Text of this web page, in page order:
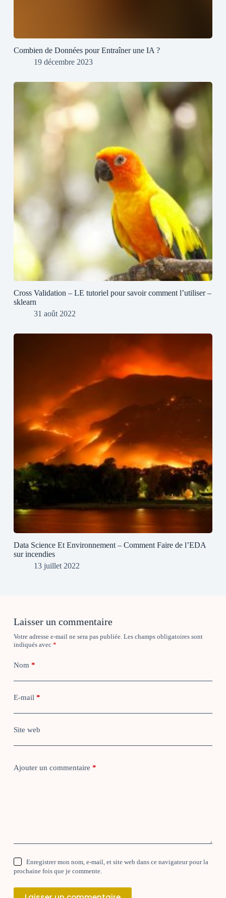
Combien de Données pour Entraîner une IA ?
19 décembre 2023
Cross Validation – LE tutoriel pour savoir comment l’utiliser –
sklearn
31 août 2022
Data Science Et Environnement – Comment Faire de l’EDA
sur incendies
13 juillet 2022
Laisser un commentaire
Votre adresse e-mail ne sera pas publiée. Les champs obligatoires sont
indiqués avec *
Nom *
E-mail *
Site web
Ajouter un commentaire *
Enregistrer mon nom, e-mail, et site web dans ce navigateur pour la
prochaine fois que je commente.